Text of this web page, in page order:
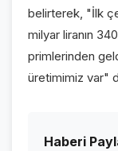
belirterek, "İlk
milyar liranın
primlerinden
üretimimiz var"
Haberi